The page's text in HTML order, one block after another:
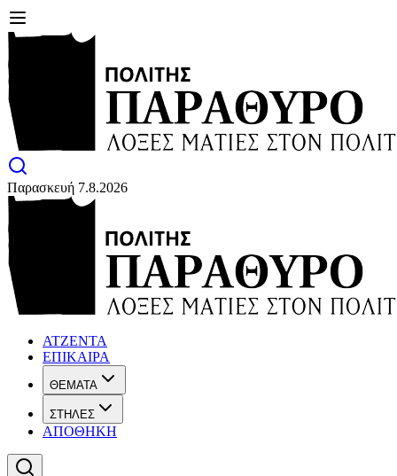
Παρασκευή 7.8.2026
ΑΤΖΕΝΤΑ
ΕΠΙΚΑΙΡΑ
ΘΕΜΑΤΑ
ΣΤΗΛΕΣ
ΑΠΟΘΗΚΗ